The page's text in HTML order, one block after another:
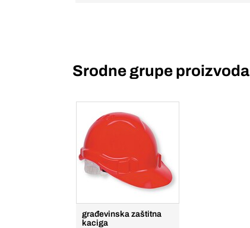
Srodne grupe proizvoda
građevinska zaštitna
kaciga